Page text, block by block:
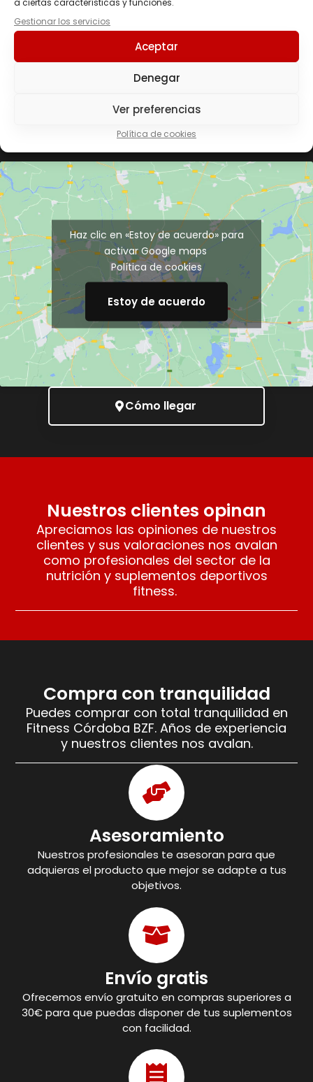
a ciertas características y funciones.
Gestionar los servicios
Aceptar
Denegar
Ver preferencias
Política de cookies
Enviar
Haz clic en «Estoy de acuerdo» para
activar Google maps
Política de cookies
Estoy de acuerdo
Cómo llegar
Nuestros clientes opinan
Apreciamos las opiniones de nuestros
clientes y sus valoraciones nos avalan
como profesionales del sector de la
nutrición y suplementos deportivos
fitness.
Compra con tranquilidad
Puedes comprar con total tranquilidad en
Fitness Córdoba BZF. Años de experiencia
y nuestros clientes nos avalan.
Asesoramiento
Nuestros profesionales te asesoran para que
adquieras el producto que mejor se adapte a tus
objetivos.
Envío gratis
Ofrecemos envío gratuito en compras superiores a
30€ para que puedas disponer de tus suplementos
con facilidad.